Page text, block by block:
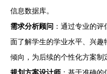
信息数据库。
需求分析顾问 ：通过专业的
面了解学生的学业水平、兴
倾向，为后续的个性化方案制